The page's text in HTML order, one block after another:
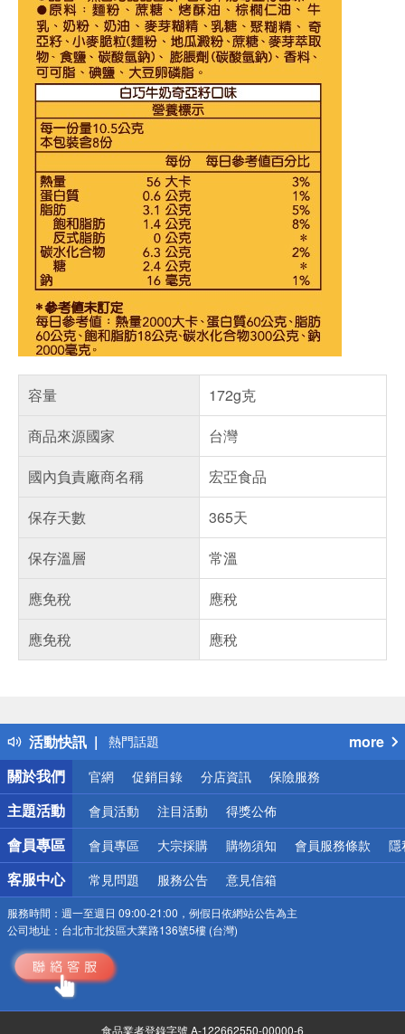
容量
172g克
商品來源國家
台灣
國內負責廠商名稱
宏亞食品
保存天數
365天
保存溫層
常溫
應免稅
應稅
應免稅
應稅
活動快訊
得獎公告
熱門話題
銀行優惠
偏遠地區配送
詐騙網頁！請小心！
more
關於我們
官網 促銷目錄 分店資訊 保險服務
主題活動 會員活動 注目活動 得獎公佈
會員專區 會員專區 大宗採購 購物須知 會員服務條款 隱
客服中心 常見問題 服務公告 意見信箱
服務時間： 週一至週日 09:00-21:00，例假日依網站公告為主
公司地址： 台北市北投區大業路136號5樓 (台灣)
食品業者登錄字號 A-122662550-00000-6